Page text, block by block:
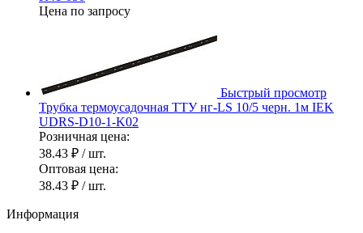
Цена по запросу
Быстрый просмотр
Трубка термоусадочная ТТУ нг-LS 10/5 черн. 1м IEK
UDRS-D10-1-K02
Розничная цена:
38.43 ₽ / шт.
Оптовая цена:
38.43 ₽ / шт.
Информация